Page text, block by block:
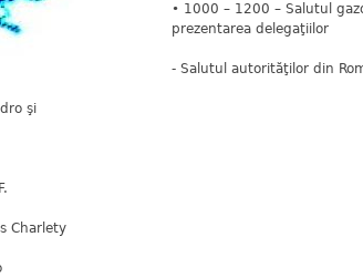
• 1000 – 1200 – Salutul
prezentarea delegaţiilor
- Salutul autorităţilor din
şi
Charlety